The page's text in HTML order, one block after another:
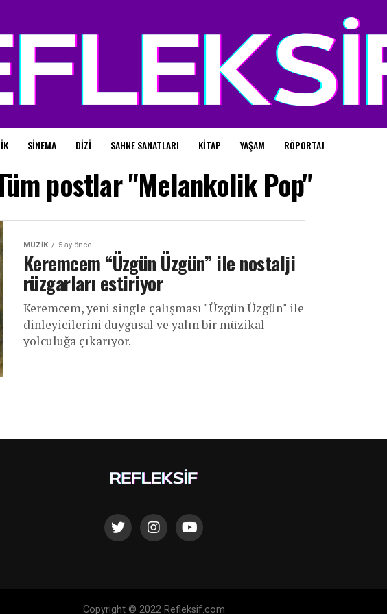
SINEMA DIZI SAHNE SANATLARI KITAP YAŞAM RÖPORTAJ
postlar "Melankolik Pop"
MÜZIK 5 ay önce
Keremcem “Üzgün Üzgün” ile nostalji
rüzgarları estiriyor
Keremcem, yeni single çalışması "Üzgün Üzgün" ile
dinleyicilerini duygusal ve yalın bir müzikal
yolculuğa çıkarıyor.
Copyright © 2022 Refleksif.com